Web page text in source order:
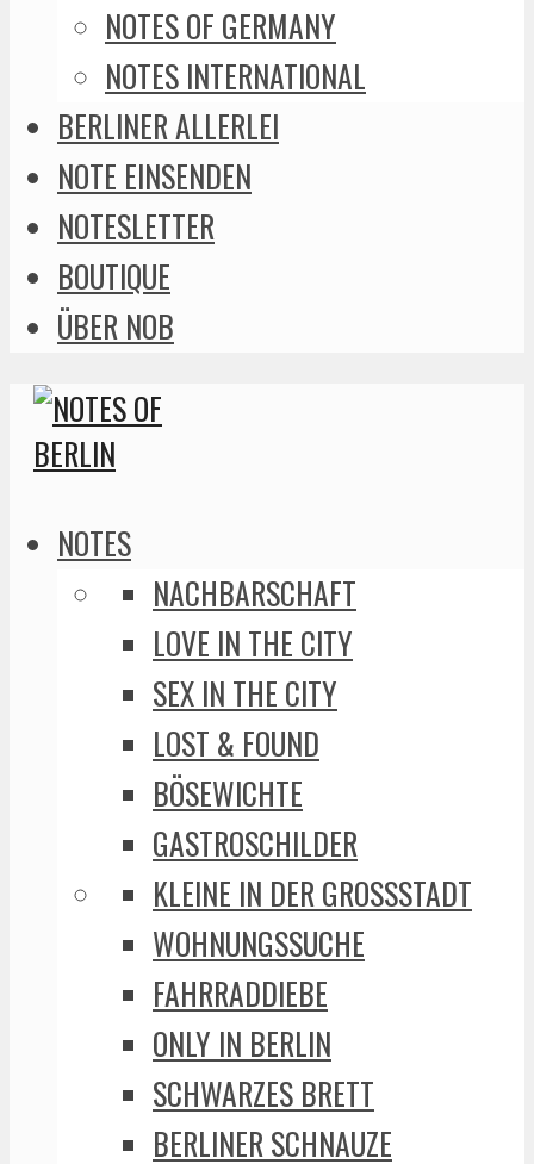
NOTES OF GERMANY
NOTES INTERNATIONAL
BERLINER ALLERLEI
NOTE EINSENDEN
NOTESLETTER
BOUTIQUE
ÜBER NOB
NOTES
NACHBARSCHAFT
LOVE IN THE CITY
SEX IN THE CITY
LOST & FOUND
BÖSEWICHTE
GASTROSCHILDER
KLEINE IN DER GROSSSTADT
WOHNUNGSSUCHE
FAHRRADDIEBE
ONLY IN BERLIN
SCHWARZES BRETT
BERLINER SCHNAUZE